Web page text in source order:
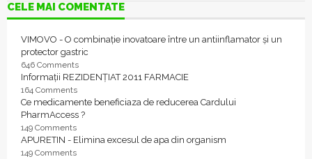
CELE MAI COMENTATE
VIMOVO - O combinație inovatoare între un antiinflamator și un
protector gastric
646 Comments
Informații REZIDENȚIAT 2011 FARMACIE
164 Comments
Ce medicamente beneficiaza de reducerea Cardului
PharmAccess ?
149 Comments
APURETIN - Elimina excesul de apa din organism
149 Comments